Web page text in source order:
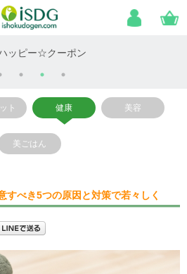
ッピー☆クーポン
ト 健康 美容
美ごはん
すべき5つの原因と対策で若々しく